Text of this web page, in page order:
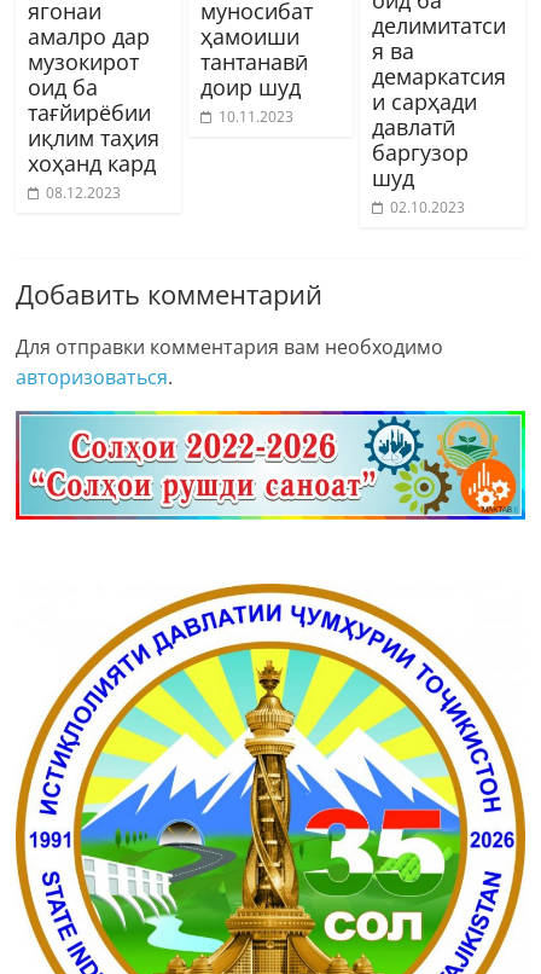
ягонаи
амалро дар
музокирот
оид ба
тағйирёбии
иқлим таҳия
хоҳанд кард
08.12.2023
муносибат
ҳамоиши
тантанавӣ
доир шуд
10.11.2023
делимитатси
я ва
демаркатсия
и сарҳади
давлатӣ
баргузор
шуд
02.10.2023
Добавить комментарий
Для отправки комментария вам необходимо
авторизоваться.